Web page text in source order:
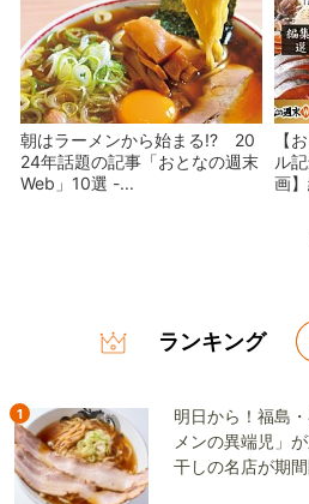
朝はラーメンから始まる!? 20
24年話題の記事「おとなの週末
Web」10選 -...
【
ル
画
ランキング
1
明日から！福島
メンの異端児」
干しの名店が期